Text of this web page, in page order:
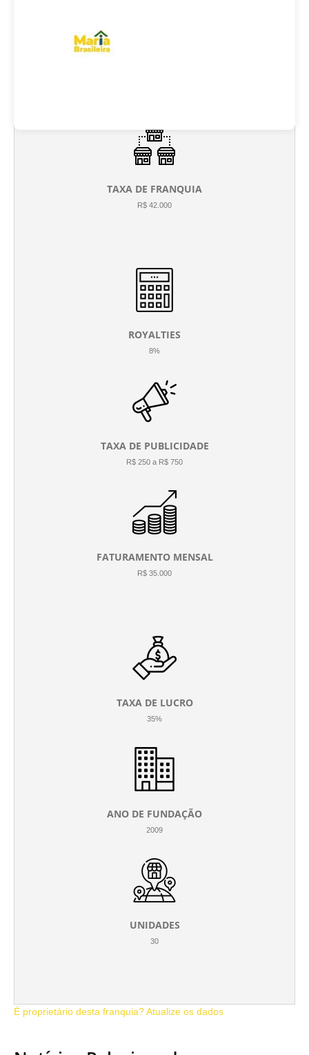
TAXA DE FRANQUIA
R$ 42.000
ROYALTIES
8%
TAXA DE PUBLICIDADE
R$ 250 a R$ 750
FATURAMENTO MENSAL
R$ 35.000
TAXA DE LUCRO
35%
ANO DE FUNDAÇÃO
2009
UNIDADES
30
É proprietário desta franquia? Atualize os dados